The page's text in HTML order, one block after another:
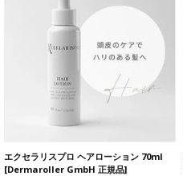
エクセラリスプロ ヘアローション 70ml
[Dermaroller GmbH 正規品]